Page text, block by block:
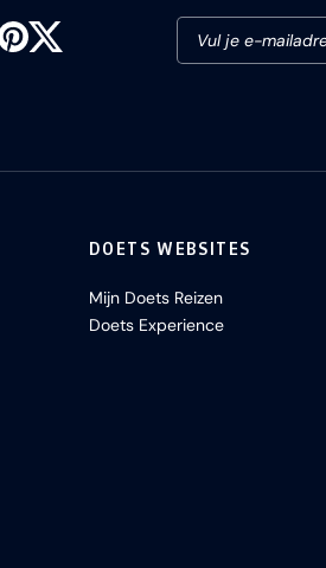
DOETS WEBSITES
Mijn Doets Reizen
Doets Experience